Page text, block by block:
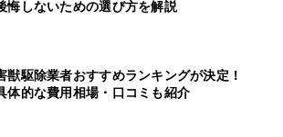
悔しないための選び方を解説
獣駆除業者おすすめランキングが決定！
体的な費用相場・口コミも紹介